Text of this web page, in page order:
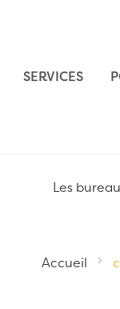
SERVICES
Les
Accueil